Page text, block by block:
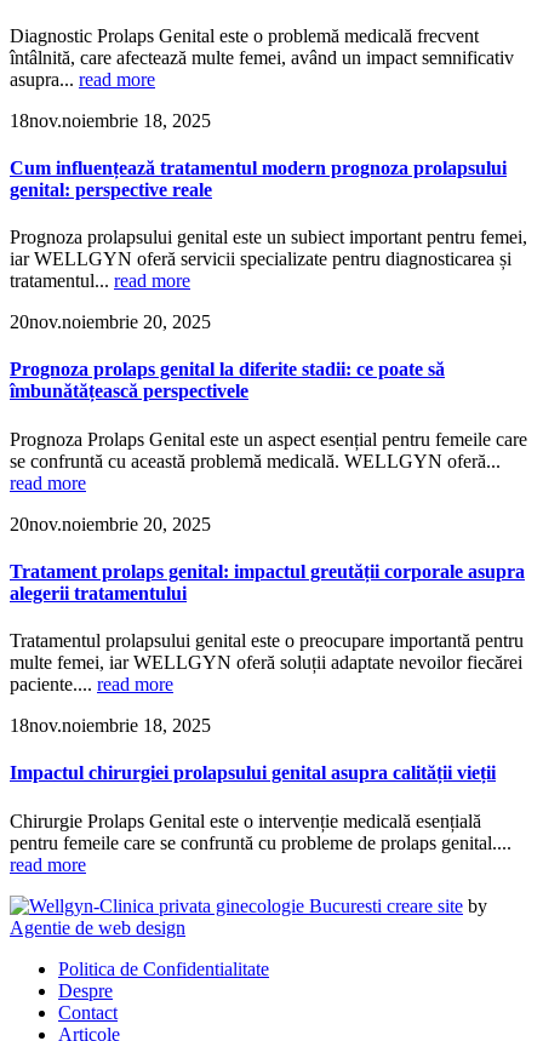
Diagnostic Prolaps Genital este o problemă medicală frecvent
întâlnită, care afectează multe femei, având un impact semnificativ
asupra... read more
18nov.noiembrie 18, 2025
Cum influențează tratamentul modern prognoza prolapsului
genital: perspective reale
Prognoza prolapsului genital este un subiect important pentru femei,
iar WELLGYN oferă servicii specializate pentru diagnosticarea și
tratamentul... read more
20nov.noiembrie 20, 2025
Prognoza prolaps genital la diferite stadii: ce poate să
îmbunătățească perspectivele
Prognoza Prolaps Genital este un aspect esențial pentru femeile care
se confruntă cu această problemă medicală. WELLGYN oferă...
read more
20nov.noiembrie 20, 2025
Tratament prolaps genital: impactul greutății corporale asupra
alegerii tratamentului
Tratamentul prolapsului genital este o preocupare importantă pentru
multe femei, iar WELLGYN oferă soluții adaptate nevoilor fiecărei
paciente.... read more
18nov.noiembrie 18, 2025
Impactul chirurgiei prolapsului genital asupra calității vieții
Chirurgie Prolaps Genital este o intervenție medicală esențială
pentru femeile care se confruntă cu probleme de prolaps genital....
read more
creare site by
Agentie de web design
Politica de Confidentialitate
Despre
Contact
Articole